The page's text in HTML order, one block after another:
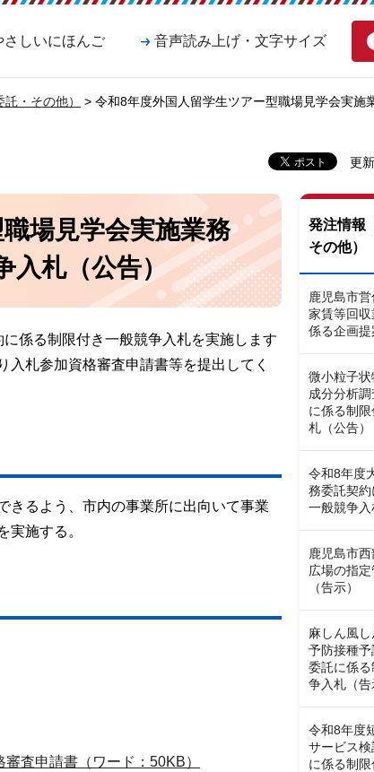
さしいにほんご 音声読み上げ・文字サイズ
・その他）
> 令和8年度外国人留学生ツアー型職場見学会実施
更
場見学会実施業務
札（公告）
係る制限付き一般競争入札を実施します
札参加資格審査申請書等を提出してく
きるよう、市内の事業所に出向いて事業
実施する。
審査申請書（ワード：50KB）
発注情報
その他）
鹿児島市
家賃等回
係る企画提
微小粒子状
成分分析
に係る制
札（公告）
令和8年度
務委託契約
一般競争入
鹿児島市
広場の指
（告示）
麻しん風
予防接種
委託に係
争入札（告
令和8年度
サービス
に係る制